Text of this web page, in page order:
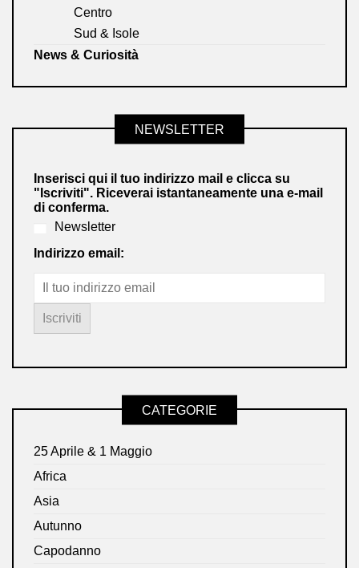
Centro
Sud & Isole
News & Curiosità
NEWSLETTER
Inserisci qui il tuo indirizzo mail e clicca su
"Iscriviti". Riceverai istantaneamente una e-mail
di conferma.
Newsletter
Indirizzo email:
CATEGORIE
25 Aprile & 1 Maggio
Africa
Asia
Autunno
Capodanno